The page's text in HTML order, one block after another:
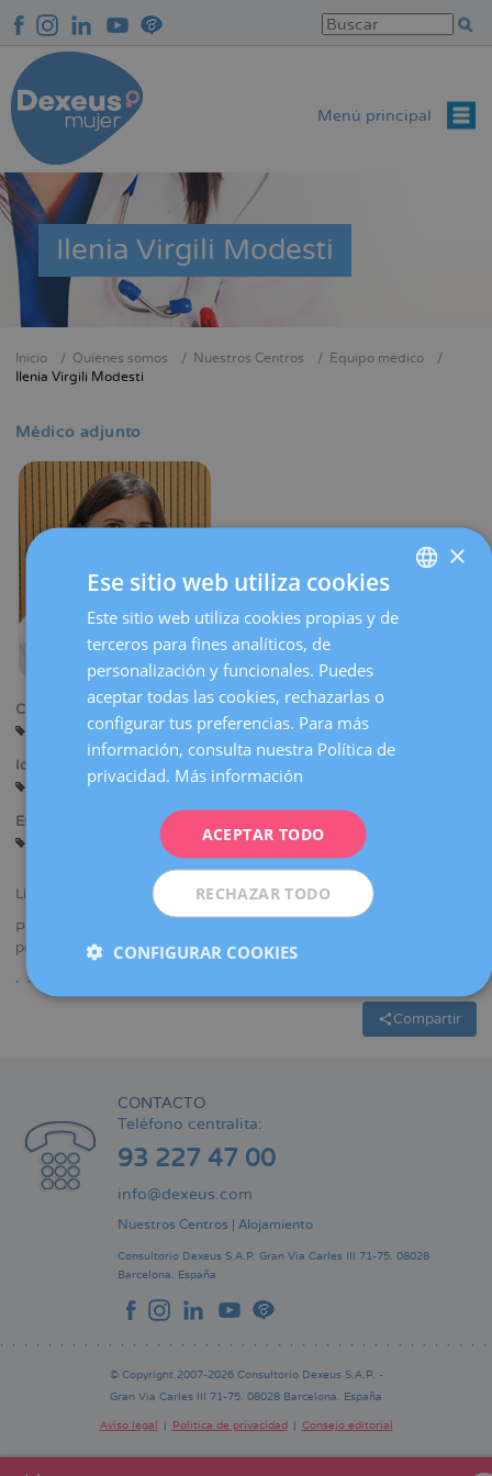
contenido
principal
Menú principal
Ilenia Virgili Modesti
Sobrescribir
de
ayuda
a
la
navegación
Inicio Quiénes somos Nuestros Centros
Equipo médico
Ilenia Virgili Modesti
Médico adjunto
Centros:
Idiomas:
Castellano
Catalán
Especialidades:
Ginecología General
Licenciada en Medicina y Cirugía.
Participa en congresos nacionales e internacionales presentando
ponencias y comunicaciones.
Compartir
CONTACTO
Teléfono centralita:
93 227 47 00
info@dexeus.com
Nuestros Centros | Alojamiento
Consultorio Dexeus S.A.P. Gran Via Carles III 71-75. 08028
Barcelona. España
© Copyright 2007-2026 Consultorio Dexeus S.A.P. -
Gran Via Carles III 71-75. 08028 Barcelona. España
de
Aviso legal Política de privacidad Consejo editorial
SPANISH
×
Ese sitio web utiliza cookies
Este sitio web utiliza cookies propias y de
terceros para fines analíticos, de
personalización y funcionales. Puedes
aceptar todas las cookies, rechazarlas o
configurar tus preferencias. Para más
información, consulta nuestra Política de
privacidad. Más información
ACEPTAR TODO
RECHAZAR TODO
CONFIGURAR COOKIES